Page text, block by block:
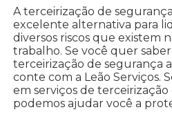
A terceirização de
excelente alternativa para
diversos riscos que existem
trabalho. Se você quer
terceirização de segurança
conte com a Leão Serviços.
em serviços de
podemos ajudar você a